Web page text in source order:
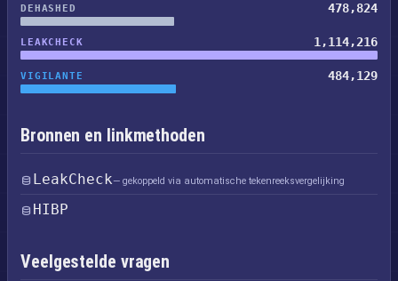
DEHASHED 478,824
LEAKCHECK 1,114,216
VIGILANTE 484,129
Bronnen en linkmethoden
LeakCheck— gekoppeld via automatische tekenreeksvergelijking
HIBP
Veelgestelde vragen